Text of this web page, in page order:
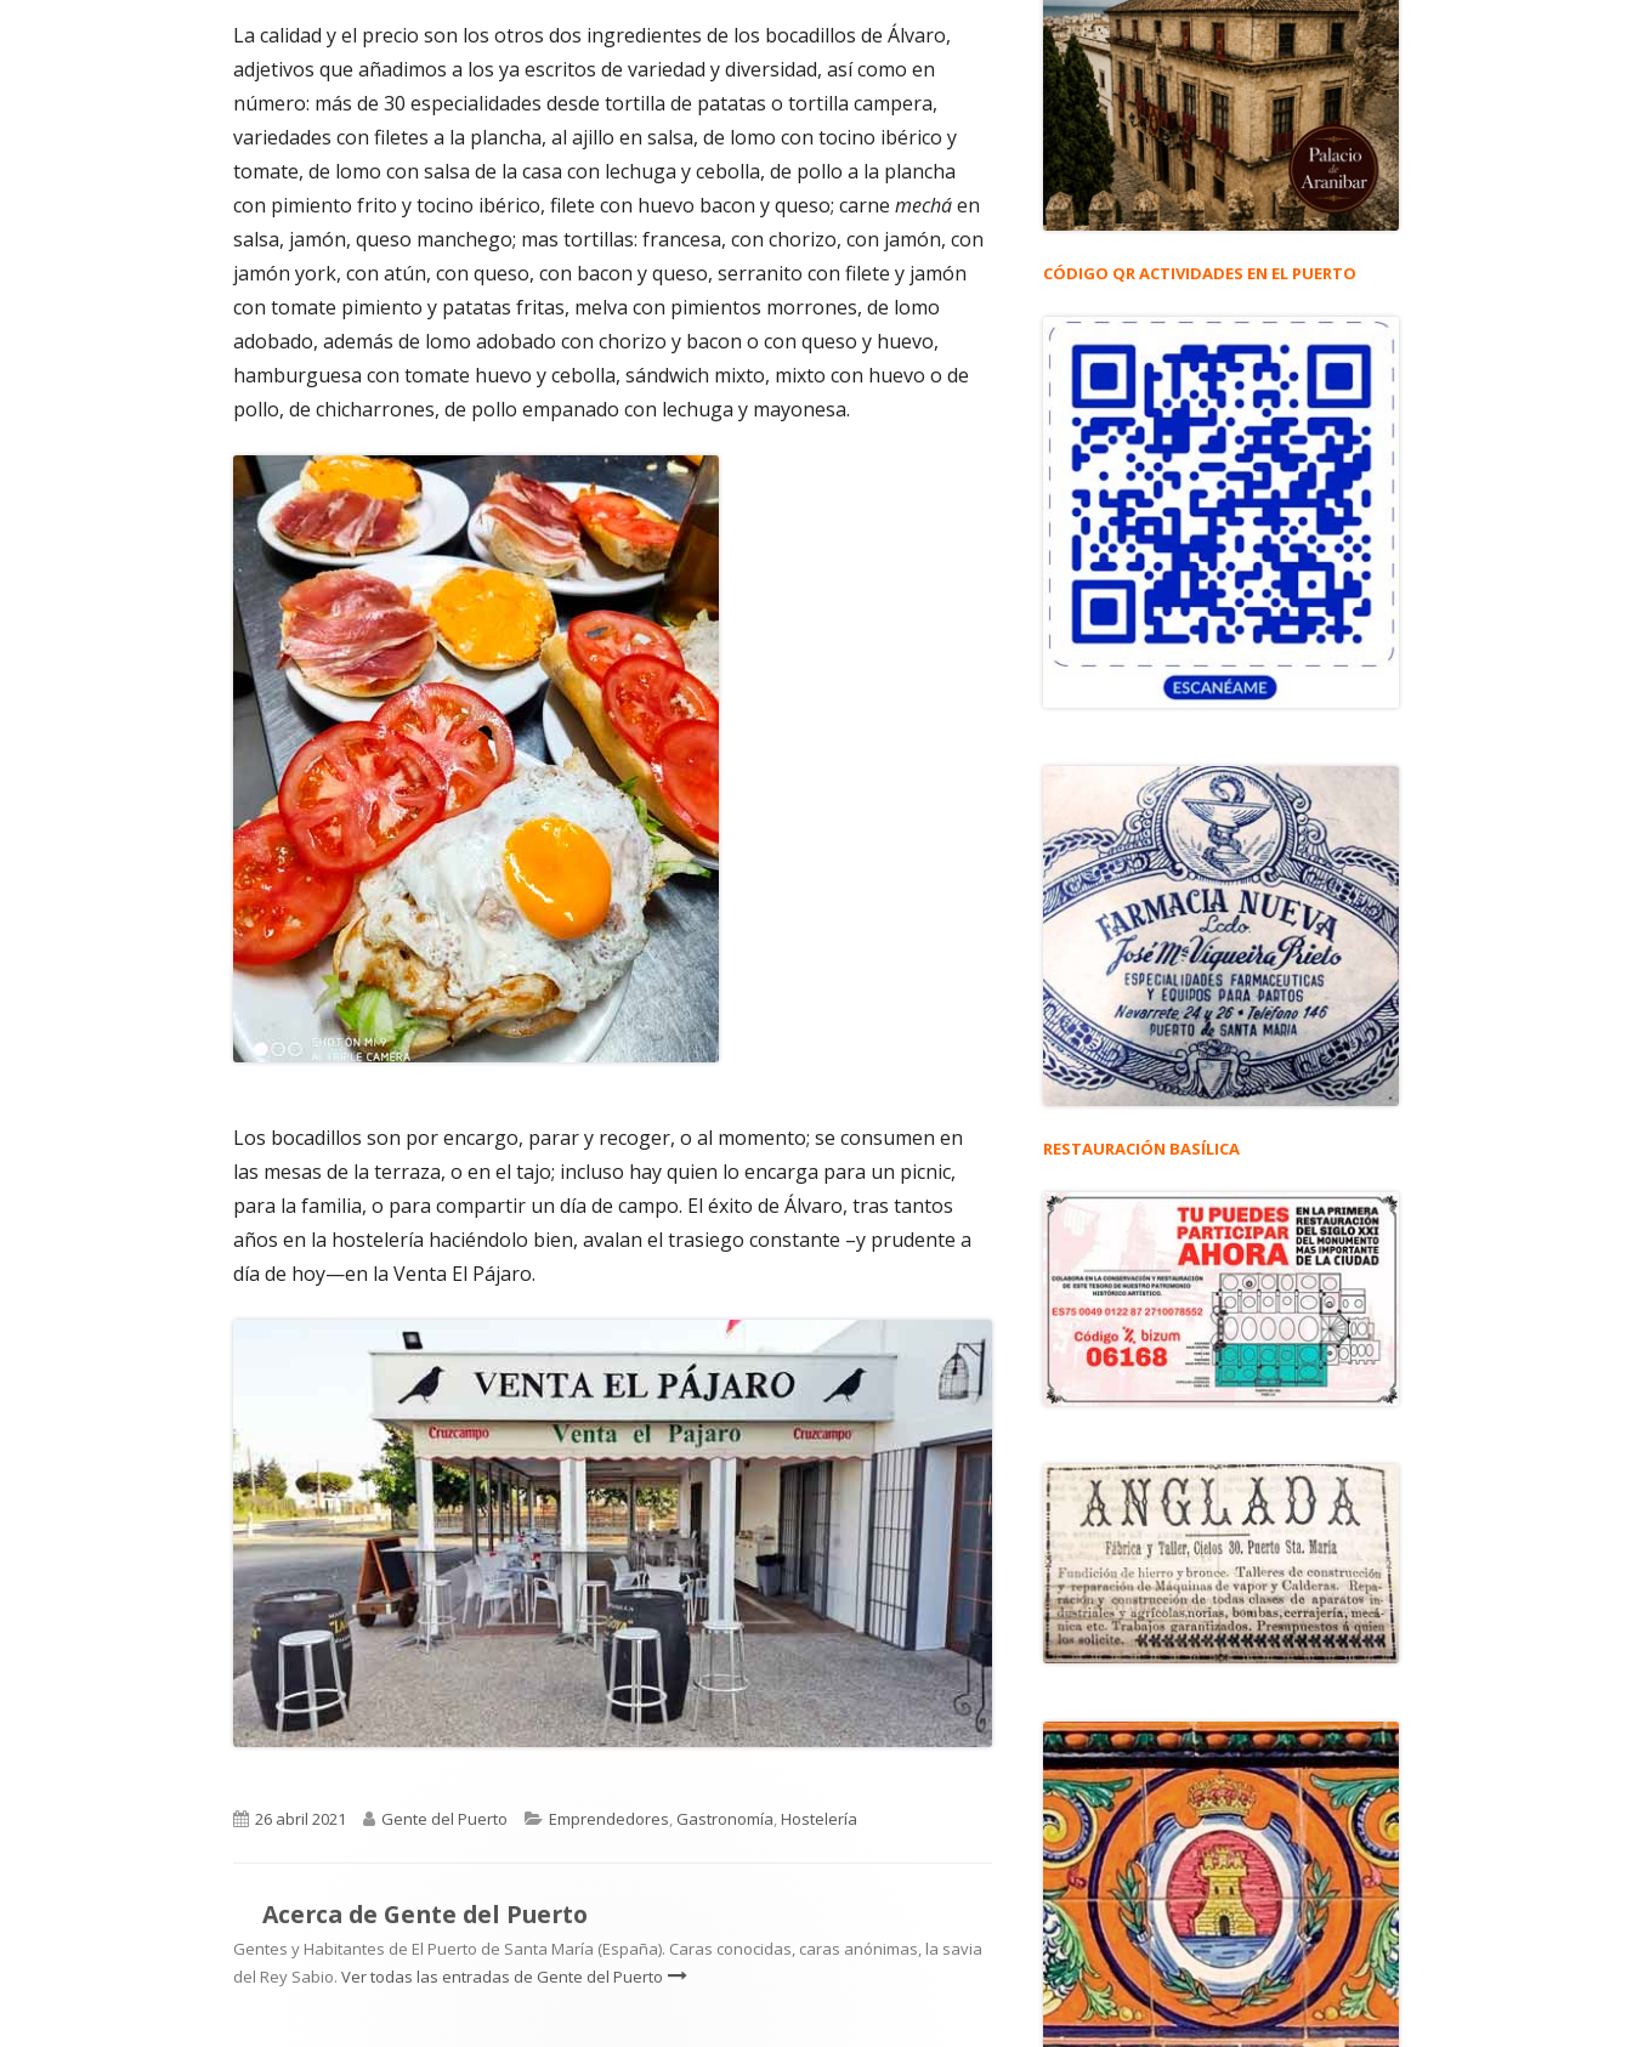
La calidad y el precio son los otros dos ingredientes de los bocadillos de Álvaro,
adjetivos que añadimos a los ya escritos de variedad y diversidad, así como en
número: más de 30 especialidades desde tortilla de patatas o tortilla campera,
variedades con filetes a la plancha, al ajillo en salsa, de lomo con tocino ibérico y
tomate, de lomo con salsa de la casa con lechuga y cebolla, de pollo a la plancha
con pimiento frito y tocino ibérico, filete con huevo bacon y queso; carne mecháen
salsa, jamón, queso manchego; mas tortillas: francesa, con chorizo, con jamón, con
jamón york, con atún, con queso, con bacon y queso, serranito con filete y jamón
con tomate pimiento y patatas fritas, melva con pimientos morrones, de lomo
adobado, además de lomo adobado con chorizo y bacon o con queso y huevo,
hamburguesa con tomate huevo y cebolla, sándwich mixto, mixto con huevo o de
pollo, de chicharrones, de pollo empanado con lechuga y mayonesa.
Los bocadillos son por encargo, parar y recoger, o al momento; se consumen en
las mesas de la terraza, o en el tajo; incluso hay quien lo encarga para un picnic,
para la familia, o para compartir un día de campo. El éxito de Álvaro, tras tantos
años en la hostelería haciéndolo bien, avalan el trasiego constante –y prudente a
día de hoy—en la Venta El Pájaro.
Publicado
26 abril 2021 Autor
Gente del Puerto Categorías
Emprendedores, Gastronomía,Hostelería
Acerca de Gente del Puerto
Gentes y Habitantes de El Puerto de Santa María (España). Caras conocidas, caras anónimas, la savia
del Rey Sabio. Ver todas las entradas de Gente del Puerto
CÓDIGO QR ACTIVIDADES EN EL PUERTO
RESTAURACIÓN BASÍLICA